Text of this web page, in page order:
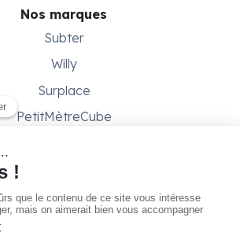
Nos marques
Subter
Willy
Surplace
PetitMètreCube
Besoin d'aide ?
Conditions générales